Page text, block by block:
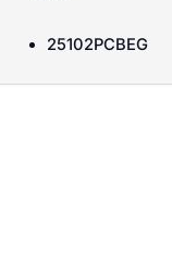
25102PCBEG